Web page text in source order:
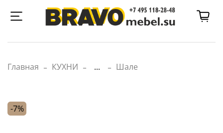
Главная КУХНИ ... Шале
-7%